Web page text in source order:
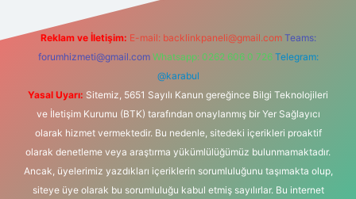
Reklam ve İletişim: E-mail: backlinkpaneli@gmail.com Teams:
forumhizmeti@gmail.com Whatsapp: 0262 606 0 726 Telegram:
@karabul
Yasal Uyarı: Sitemiz, 5651 Sayılı Kanun gereğince Bilgi Teknolojileri
ve İletişim Kurumu (BTK) tarafından onaylanmış bir Yer Sağlayıcı
olarak hizmet vermektedir. Bu nedenle, sitedeki içerikleri proaktif
olarak denetleme veya araştırma yükümlülüğümüz bulunmamaktadır.
Ancak, üyelerimiz yazdıkları içeriklerin sorumluluğunu taşımakta olup,
siteye üye olarak bu sorumluluğu kabul etmiş sayılırlar. Bu internet